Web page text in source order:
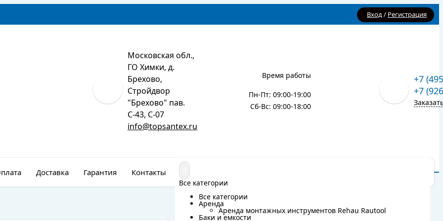
Вход/ Регистрация
Московская обл.,
ГО Химки, д.
Брехово,
Стройдвор
"Брехово" пав.
С-43, С-07
info@topsantex.ru
Время работы
Пн-Пт: 09:00-19:00
Сб-Вс: 09:00-18:00
+7
+7
Все категории
Все категории
Аренда
Аренда монтажных инструментов Rehau Rautool
Баки и емкости
Все категории
Все категории
Аренда
Аренда монтажных инструментов Rehau Rautool
Баки и емкости
Доставка Гарантия Контакты